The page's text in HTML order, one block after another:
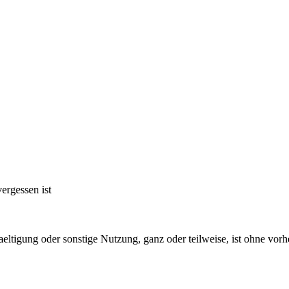
ist
oder sonstige Nutzung, ganz oder teilweise, ist ohne